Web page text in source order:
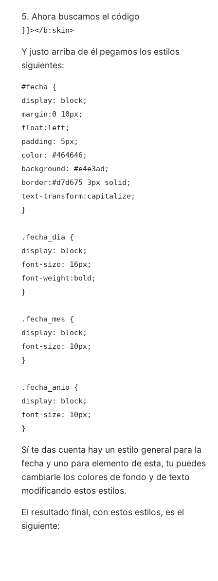
Ahora buscamos el código
]]></b:skin>
Y justo arriba de él pegamos los estilos
siguientes:
#fecha {
display: block;
margin:0 10px;
float:left;
padding: 5px;
color: #464646;
background: #e4e3ad;
border:#d7d675 3px solid;
text-transform:capitalize;
}
.fecha_dia {
display: block;
font-size: 16px;
font-weight:bold;
}
.fecha_mes {
display: block;
font-size: 10px;
}
.fecha_anio {
display: block;
font-size: 10px;
}
Sí te das cuenta hay un estilo general para la
fecha y uno para elemento de esta, tu puedes
cambiarle los colores de fondo y de texto
modificando estos estilos.
El resultado final, con estos estilos, es el
siguiente: